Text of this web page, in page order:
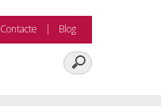
Contacte Blog